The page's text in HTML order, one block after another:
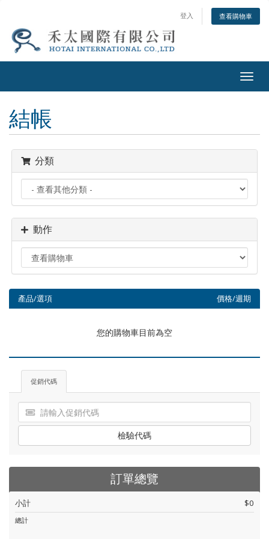
登入 查看購物車
結帳
分類
動作
產品/選項 價格/週期
您的購物車目前為空
促銷代碼
檢驗代碼
訂單總覽
小計 $0
總計